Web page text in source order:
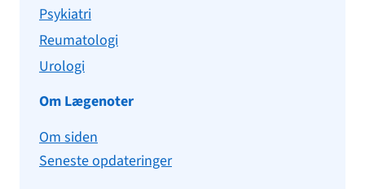
Psykiatri
Reumatologi
Urologi
Om Lægenoter
Om siden
Seneste opdateringer